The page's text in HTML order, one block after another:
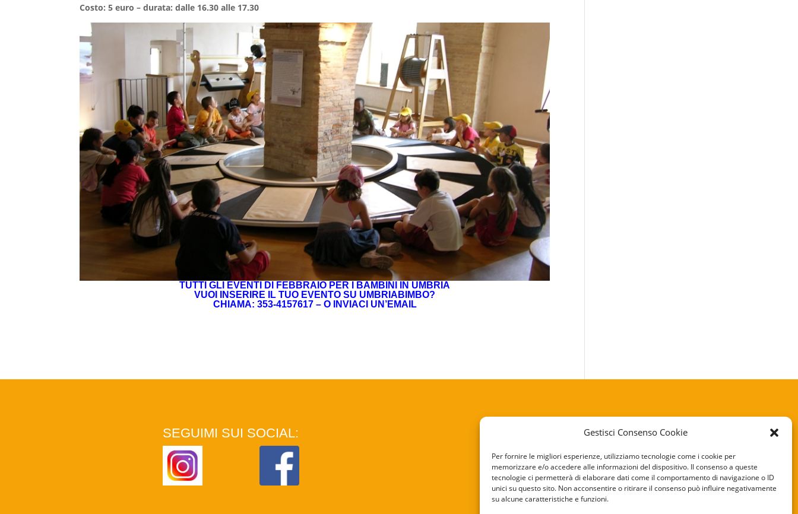
Gestisci Consenso Cookie
Per fornire le migliori esperienze, utilizziamo tecnologie come i cookie per
memorizzare e/o accedere alle informazioni del dispositivo. Il consenso a queste
tecnologie ci permetterà di elaborare dati come il comportamento di navigazione o ID
unici su questo sito. Non acconsentire o ritirare il consenso può influire negativamente
su alcune caratteristiche e funzioni.
Costo: 5 euro – durata: dalle 16.30 alle 17.30
TUTTI GLI EVENTI DI FEBBRAIO PER I BAMBINI IN UMBRIA
VUOI INSERIRE IL TUO EVENTO SU UMBRIABIMBO?
CHIAMA: 353-4157617 – O
INVIACI UN’EMAIL
SEGUIMI SUI SOCIAL:
PRIVACY POLICY